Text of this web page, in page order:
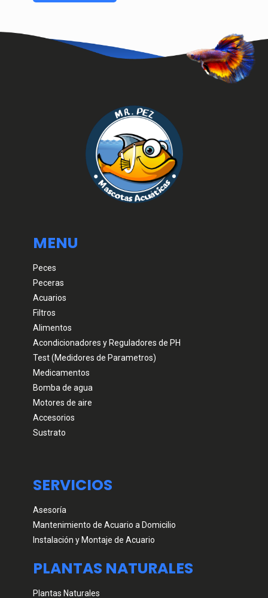
MENU
Peces
Peceras
Acuarios
Filtros
Alimentos
Acondicionadores y Reguladores de PH
Test (Medidores de Parametros)
Medicamentos
Bomba de agua
Motores de aire
Accesorios
Sustrato
SERVICIOS
Asesoría
Mantenimiento de Acuario a Domicilio
Instalación y Montaje de Acuario
PLANTAS NATURALES
Plantas Naturales